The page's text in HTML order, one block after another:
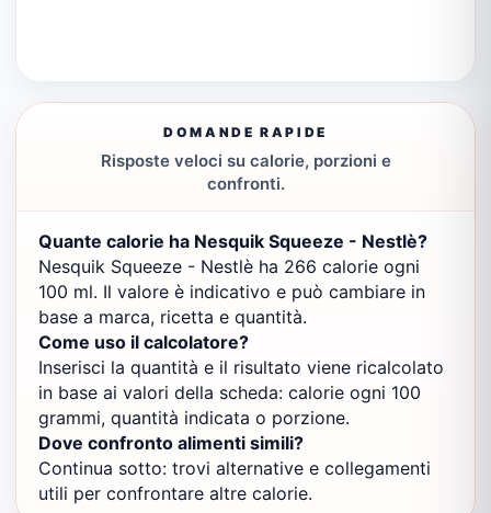
DOMANDE RAPIDE
Risposte veloci su calorie, porzioni e
confronti.
Quante calorie ha Nesquik Squeeze - Nestlè?
Nesquik Squeeze - Nestlè ha 266 calorie ogni
100 ml. Il valore è indicativo e può cambiare in
base a marca, ricetta e quantità.
Come uso il calcolatore?
Inserisci la quantità e il risultato viene ricalcolato
in base ai valori della scheda: calorie ogni 100
grammi, quantità indicata o porzione.
Dove confronto alimenti simili?
Continua sotto: trovi alternative e collegamenti
utili per confrontare altre calorie.